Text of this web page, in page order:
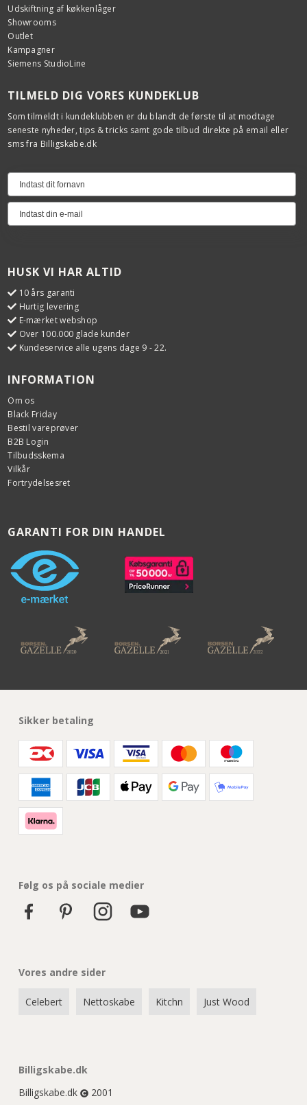
Udskiftning af køkkenlåger
Showrooms
Outlet
Kampagner
Siemens StudioLine
TILMELD DIG VORES KUNDEKLUB
Som tilmeldt i kundeklubben er du blandt de første til at modtage
seneste nyheder, tips & tricks samt gode tilbud direkte på email eller
sms fra Billigskabe.dk
HUSK VI HAR ALTID
10 års garanti
Hurtig levering
E-mærket webshop
Over 100.000 glade kunder
Kundeservice alle ugens dage 9 - 22.
INFORMATION
Om os
Black Friday
Bestil vareprøver
B2B Login
Tilbudsskema
Vilkår
Fortrydelsesret
GARANTI FOR DIN HANDEL
Sikker betaling
Følg os på sociale medier
Vores andre sider
Celebert Nettoskabe Kitchn Just Wood
Billigskabe.dk
Billigskabe.dk
2001